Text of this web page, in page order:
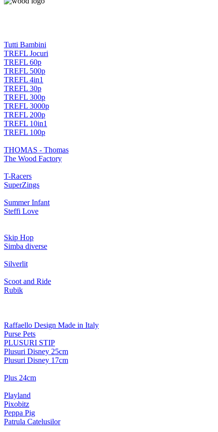
Tutti Bambini
TREFL Jocuri
TREFL 60p
TREFL 500p
TREFL 4in1
TREFL 30p
TREFL 300p
TREFL 3000p
TREFL 200p
TREFL 10in1
TREFL 100p
THOMAS - Thomas
The Wood Factory
T-Racers
SuperZings
Summer Infant
Steffi Love
Skip Hop
Simba diverse
Silverlit
Scoot and Ride
Rubik
Raffaello Design Made in Italy
Purse Pets
PLUSURI STIP
Plusuri Disney 25cm
Plusuri Disney 17cm
Plus 24cm
Playland
Pixobitz
Peppa Pig
Patrula Catelusilor